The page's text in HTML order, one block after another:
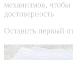
механизмов, чтобы
достоверность
Оставить первый